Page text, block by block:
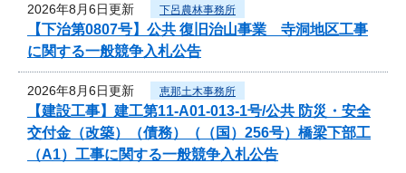
2026年8月6日更新 下呂農林事務所
【下治第0807号】公共 復旧治山事業 寺洞地区工事
に関する一般競争入札公告
2026年8月6日更新 恵那土木事務所
【建設工事】建工第11-A01-013-1号/公共 防災・安全
交付金（改築）（債務）（（国）256号）橋梁下部工
（A1）工事に関する一般競争入札公告